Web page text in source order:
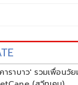
าราบาว' รวมเพื่อนวั